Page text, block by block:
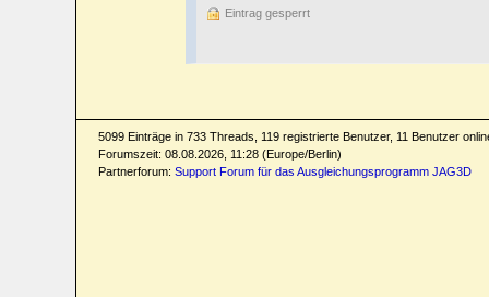
Eintrag gesperrt
5099 Einträge in 733 Threads, 119 registrierte Benutzer, 11 Benutzer
Forumszeit: 08.08.2026, 11:28 (Europe/Berlin)
Partnerforum: Support Forum für das Ausgleichungsprogramm JAG3D